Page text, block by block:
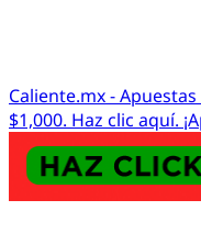
Caliente.mx -
$1,000. Haz clic aquí.